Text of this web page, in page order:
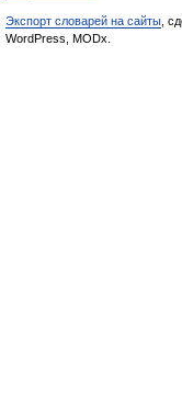
Экспорт словарей на сайты ,
WordPress, MODx.